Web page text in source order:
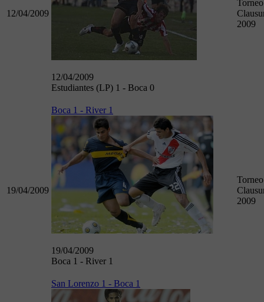
12/04/2009
12/04/2009
Estudiantes (LP) 1 - Boca 0
Torneo
2009
19/04/2009
Boca 1 - River 1
19/04/2009
Boca 1 - River 1
Torneo
2009
San Lorenzo 1 - Boca 1